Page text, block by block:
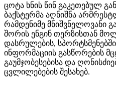
ცოტა ხნის წინ გაკეთებულ
ბაქსტერმა აღნიშნა
რამდენიმე მნიშვნელოვანი
შორის ენგინ თერზისთან
დასრულების,
ინფორმაციის გასწორების
გაუმჯობესებისა და
ცვლილებების შესახებ.